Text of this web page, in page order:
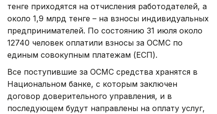
тенге приходятся на отчисления работодателей, а
около 1,9 млрд тенге – на взносы индивидуальных
предпринимателей. По состоянию 31 июля около
12740 человек оплатили взносы за ОСМС по
единым совокупным платежам (ЕСП).
Все поступившие за ОСМС средства хранятся в
Национальном банке, с которым заключен
договор доверительного управления, и в
последующем будут направлены на оплату услуг,